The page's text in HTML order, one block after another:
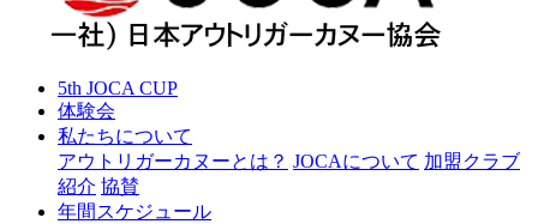
5th JOCA CUP
体験会
私たちについて
アウトリガーカヌーとは？ JOCAについて 加盟クラブ
紹介 協賛
年間スケジュール